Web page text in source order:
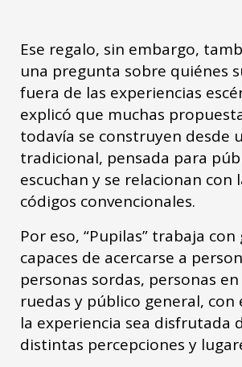
Ese regalo, sin embargo,
una pregunta sobre quiénes
fuera de las experiencias
explicó que muchas
todavía se construyen desde
tradicional, pensada para
escuchan y se relacionan con
códigos convencionales.
Por eso, “Pupilas” trabaja con
capaces de acercarse a
personas sordas, personas
ruedas y público general, con
la experiencia sea disfrutada
distintas percepciones y